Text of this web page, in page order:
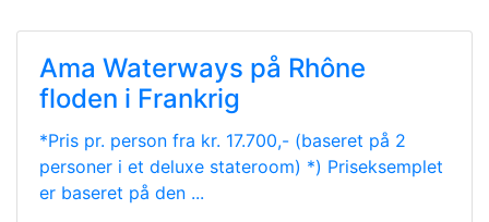
Ama Waterways på Rhône
floden i Frankrig
*Pris pr. person fra kr. 17.700,- (baseret på 2
personer i et deluxe stateroom) *) Priseksemplet
er baseret på den ...